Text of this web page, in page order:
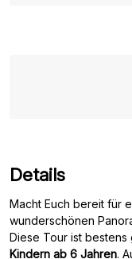
Details
Macht Euch bereit für
wunderschönen
Diese Tour ist
Kindern ab 6 Jahren.